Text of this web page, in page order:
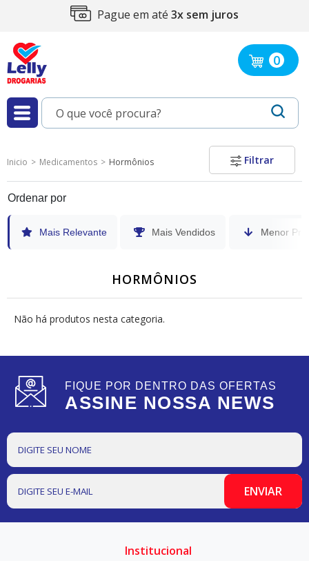
Compra 100%segura
0
Filtrar
Inicio Medicamentos Hormônios
Ordenar por
Mais Relevante Mais Vendidos Menor
HORMÔNIOS
Não há produtos nesta categoria.
FIQUE POR DENTRO DAS OFERTAS
ASSINE NOSSA NEWS
Institucional